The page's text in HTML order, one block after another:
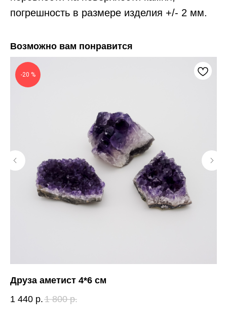
погрешность в размере изделия +/- 2 мм.
Возможно вам понравится
-20 %
Друза аметист 4*6 см
1 440 р. 1 800 р.